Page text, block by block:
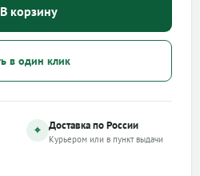
В корзину
в один клик
⌖ Доставка по России
Курьером или в пункт выдачи